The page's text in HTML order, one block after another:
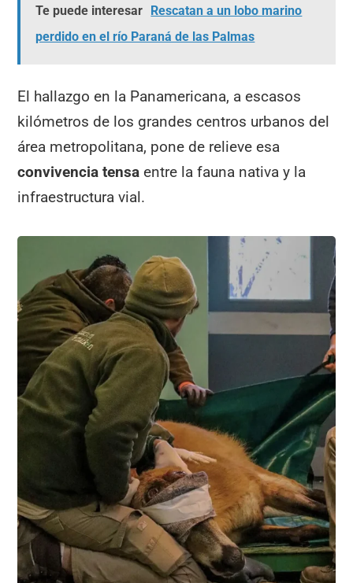
Te puede interesar
Rescatan a un lobo marino
perdido en el río Paraná de las Palmas
El hallazgo en la Panamericana, a escasos
kilómetros de los grandes centros urbanos del
área metropolitana, pone de relieve esa
convivencia tensa entre la fauna nativa y la
infraestructura vial.